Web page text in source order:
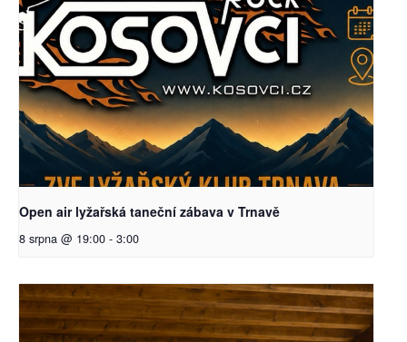
Open air lyžařská taneční zábava v Trnavě
8 srpna @ 19:00 - 3:00